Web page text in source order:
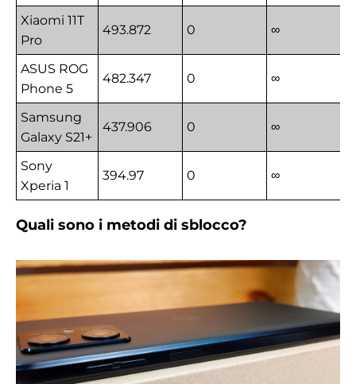
Xiaomi 11T
Pro
493.872 0 ∞
ASUS ROG
Phone 5
482.347 0 ∞
Samsung
Galaxy S21+
437.906 0 ∞
Sony
Xperia 1
394.97 0 ∞
Quali sono i metodi di sblocco?